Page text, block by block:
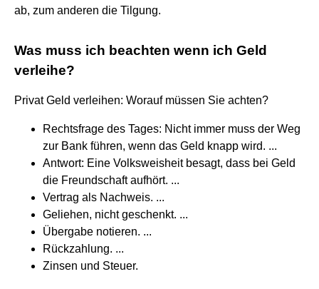
ab, zum anderen die Tilgung.
Was muss ich beachten wenn ich Geld
verleihe?
Privat Geld verleihen: Worauf müssen Sie achten?
Rechtsfrage des Tages: Nicht immer muss der Weg
zur Bank führen, wenn das Geld knapp wird. ...
Antwort: Eine Volksweisheit besagt, dass bei Geld
die Freundschaft aufhört. ...
Vertrag als Nachweis. ...
Geliehen, nicht geschenkt. ...
Übergabe notieren. ...
Rückzahlung. ...
Zinsen und Steuer.